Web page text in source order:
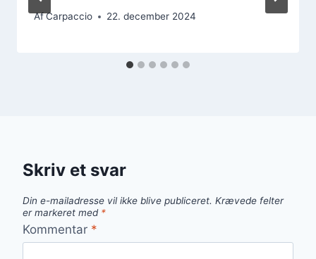
AfCarpaccio 22. december 2024
Skriv et svar
Din e-mailadresse vil ikke blive publiceret. Krævede felter
er markeret med *
Kommentar *